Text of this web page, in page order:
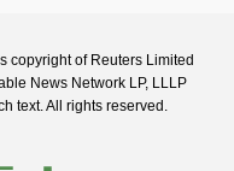
copyright of Reuters Limited
News Network LP, LLLP
text. All rights reserved.